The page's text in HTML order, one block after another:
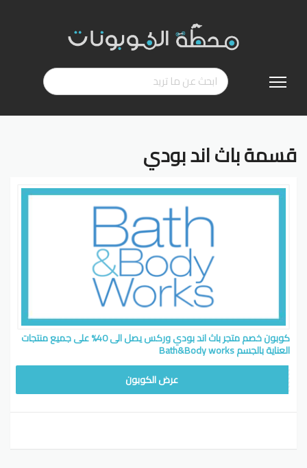
إلى
قسمة باث اند بودي
كوبون خصم متجر باث اند بودي وركس يصل الى 40% على جميع منتجات
العناية بالجسم Bath&Body works
عرض الكوبون